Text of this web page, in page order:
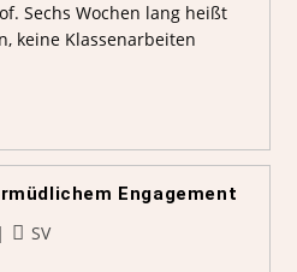
Sechs Wochen lang heißt
keine Klassenarbeiten
Engagement
SV